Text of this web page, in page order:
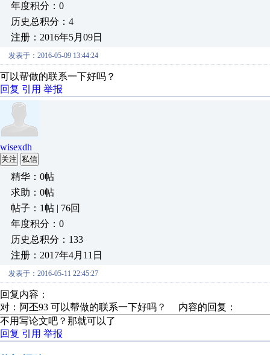
年度积分：0
历史总积分：4
注册：2016年5月09日
发表于：2016-05-09 13:44:24
可以帮做的联系一下好吗？
回复 引用 举报
wisexdh
关注 私信
精华：0帖
求助：0帖
帖子：1帖 | 76回
年度积分：0
历史总积分：133
注册：2017年4月11日
发表于：2016-05-11 22:45:27
回复内容：
对：阿丕93 可以帮做的联系一下好吗？ 内容的回复：
不用写论文吧？那就可以了
回复 引用 举报